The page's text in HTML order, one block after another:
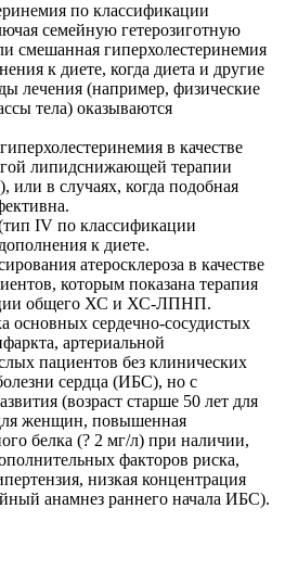
по классификации
семейную гетерозиготную
смешанная гиперхолестеринемия
к диете, когда диета и другие
лечения (например, физические
тела) оказываются
в качестве
липидснижающей терапии
в случаях, когда подобная
IV по классификации
к диете.
атеросклероза в качестве
которым показана терапия
общего ХС и ХС-ЛПНП.
основных сердечно-сосудистых
артериальной
пациентов без клинических
сердца (ИБС), но с
(возраст старше 50 лет для
женщин, повышенная
белка (? 2 мг/л) при наличии,
факторов риска,
низкая концентрация
анамнез раннего начала ИБС).